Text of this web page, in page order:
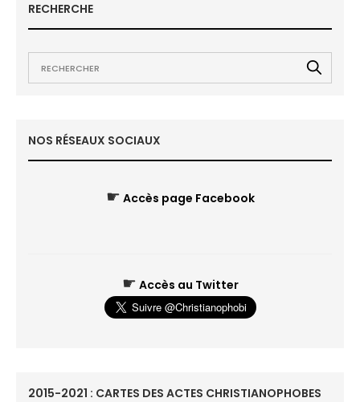
RECHERCHE
NOS RÉSEAUX SOCIAUX
☛ Accès page Facebook
☛ Accès au Twitter
2015-2021 : CARTES DES ACTES CHRISTIANOPHOBES